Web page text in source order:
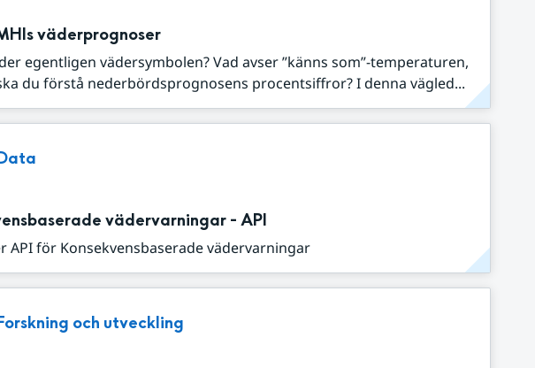
väderprognoser
egentligen vädersymbolen? Vad avser ”känns som”-temperaturen,
du förstå nederbördsprognosens procentsiffror? I denna vägled...
vädervarningar - API
API för Konsekvensbaserade vädervarningar
och utveckling